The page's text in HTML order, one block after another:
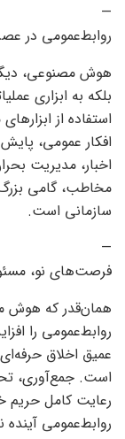
—
روابط‌عمومی در
هوش مصنوعی،
بلکه به ابزاری
استفاده از
افکار عمومی،
اخبار، مدیریت
مخاطب، گامی
سازمانی است.
—
فرصت‌های نو،
همان‌قدر که هوش
روابط‌عمومی را
عمیق اخلاق
است. جمع‌آوری،
رعایت کامل
روابط‌عمومی آینده